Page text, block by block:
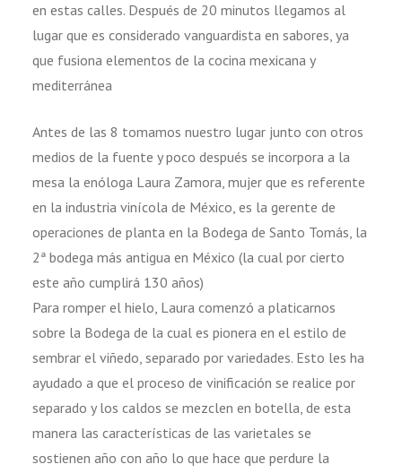
en estas calles. Después de 20 minutos llegamos al
lugar que es considerado vanguardista en sabores, ya
que fusiona elementos de la cocina mexicana y
mediterránea
Antes de las 8 tomamos nuestro lugar junto con otros
medios de la fuente y poco después se incorpora a la
mesa la enóloga Laura Zamora, mujer que es referente
en la industria vinícola de México, es la gerente de
operaciones de planta en la Bodega de Santo Tomás, la
2ª bodega más antigua en México (la cual por cierto
este año cumplirá 130 años)
Para romper el hielo, Laura comenzó a platicarnos
sobre la Bodega de la cual es pionera en el estilo de
sembrar el viñedo, separado por variedades. Esto les ha
ayudado a que el proceso de vinificación se realice por
separado y los caldos se mezclen en botella, de esta
manera las características de las varietales se
sostienen año con año lo que hace que perdure la